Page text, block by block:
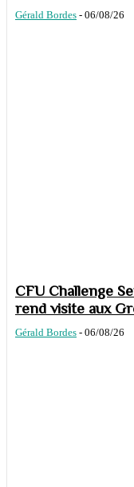
Gérald Bordes - 06/08/26
CFU Challenge
rend visite aux
Gérald Bordes - 06/08/26